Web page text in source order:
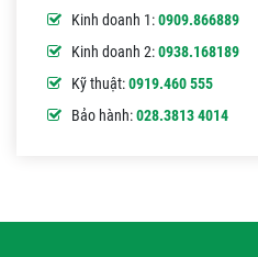
Kinh doanh 1:0909.866889
Kinh doanh 2:0938.168189
Kỹ thuật:0919.460 555
Bảo hành:028.3813 4014